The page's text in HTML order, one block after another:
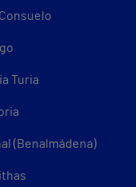
Turia
(Benalmádena)